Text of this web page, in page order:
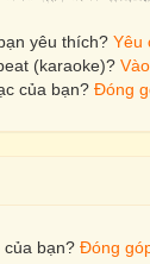
yêu thích? Yêu
(karaoke)?
của bạn? Đóng
của bạn? Đóng